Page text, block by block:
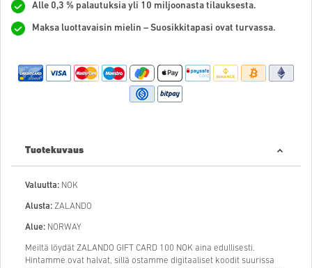
Alle 0,3 % palautuksia yli 10 miljoonasta tilauksesta.
Maksa luottavaisin mielin – Suosikkitapasi ovat turvassa.
Tuotekuvaus
Valuutta: NOK
Alusta: ZALANDO
Alue: NORWAY
Meiltä löydät ZALANDO GIFT CARD 100 NOK aina edullisesti.
Hintamme ovat halvat, sillä ostamme digitaaliset koodit suurissa